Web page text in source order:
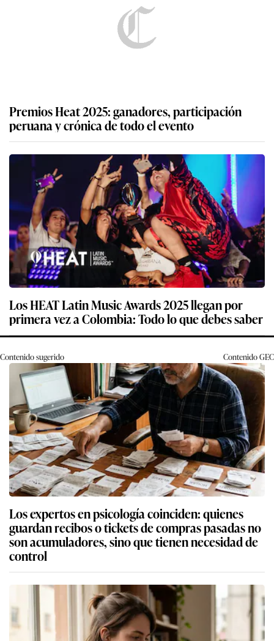
Premios Heat 2025: ganadores, participación
peruana y crónica de todo el evento
Los HEAT Latin Music Awards 2025 llegan por
primera vez a Colombia: Todo lo que debes saber
Contenido sugerido ContenidoGEC
Los expertos en psicología coinciden: quienes
guardan recibos o tickets de compras pasadas no
son acumuladores, sino que tienen necesidad de
control